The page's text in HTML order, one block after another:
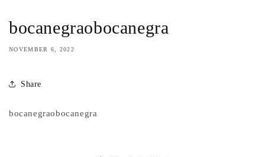
bocanegraobocanegra
NOVEMBER 6, 2022
Share
bocanegraobocanegra